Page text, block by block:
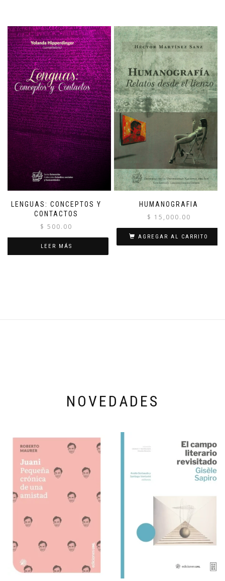
LENGUAS: CONCEPTOS Y
CONTACTOS
$ 500.00
LEER MÁS
HUMANOGRAFIA
$ 15,000.00
AGREGAR AL CARRITO
NOVEDADES